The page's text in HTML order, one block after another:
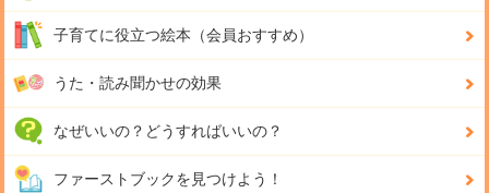
子育てに役立つ絵本（会員おすすめ）
うた・読み聞かせの効果
なぜいいの？どうすればいいの？
ファーストブックを見つけよう！